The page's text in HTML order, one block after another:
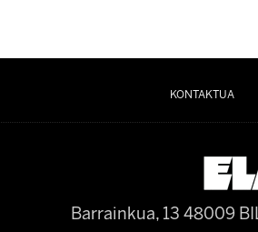
KONTAKTUA
Barrainkua, 13 48009